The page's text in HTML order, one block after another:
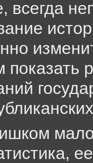
всегда
показать